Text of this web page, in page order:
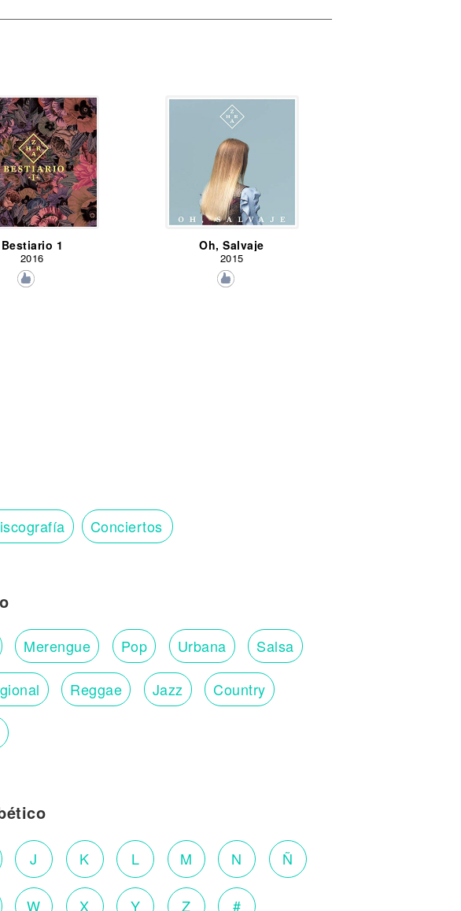
Bestiario 1
2016
Oh, Salvaje
2015
Conciertos
Merengue Pop Urbana Salsa
Reggae Jazz Country
J K L M N Ñ
W X Y Z #